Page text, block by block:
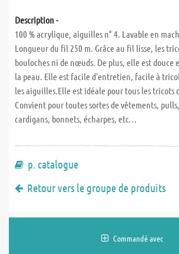
Description -
100 % acrylique, aiguilles n° 4. Lavable en
Longueur du fil 250 m. Grâce au fil lisse, les
bouloches ni de nœuds. De plus, elle est douce
la peau. Elle est facile d'entretien, facile à
les aiguilles.Elle est idéale pour tous les tricots
Convient pour toutes sortes de vêtements,
cardigans, bonnets, écharpes, etc…
p. catalogue
Retour vers le groupe de produits
Commandé avec